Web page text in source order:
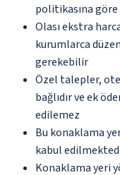
politikasına
Olası ekstra
kurumlarca
gerekebilir
Özel talepler,
bağlıdır ve ek
edilemez
Bu konaklama
kabul
Konaklama yeri